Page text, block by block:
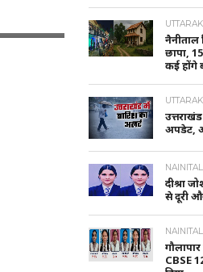
नैनीताल
छापा,
कई होंगे
अपडेट,
दीश्रा
से दूरी
CBSE